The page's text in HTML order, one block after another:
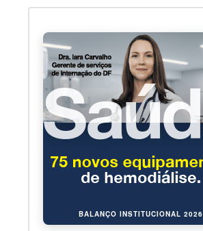
BALANÇO INSTITUCIONAL 2026